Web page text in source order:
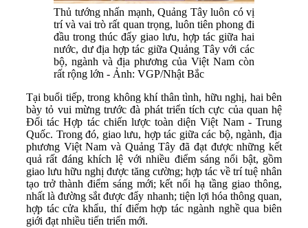
Thủ tướng nhấn mạnh, Quảng Tây luôn có vị
trí và vai trò rất quan trọng, luôn tiên phong đi
đầu trong thúc đẩy giao lưu, hợp tác giữa hai
nước, dư địa hợp tác giữa Quảng Tây với các
bộ, ngành và địa phương của Việt Nam còn
rất rộng lớn - Ảnh: VGP/Nhật Bắc
Tại buổi tiếp, trong không khí thân tình, hữu nghị, hai bên
bày tỏ vui mừng trước đà phát triển tích cực của quan hệ
Đối tác Hợp tác chiến lược toàn diện Việt Nam - Trung
Quốc. Trong đó, giao lưu, hợp tác giữa các bộ, ngành, địa
phương Việt Nam và Quảng Tây đã đạt được những kết
quả rất đáng khích lệ với nhiều điểm sáng nổi bật, gồm
giao lưu hữu nghị được tăng cường; hợp tác về trí tuệ nhân
tạo trở thành điểm sáng mới; kết nối hạ tầng giao thông,
nhất là đường sắt được đẩy nhanh; tiện lợi hóa thông quan,
hợp tác cửa khẩu, thí điểm hợp tác ngành nghề qua biên
giới đạt nhiều tiến triển mới.